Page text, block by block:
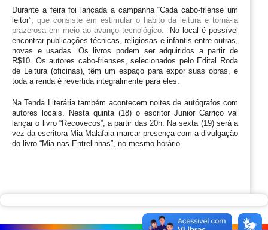
Durante a feira foi lançada a campanha “Cada cabo-friense um
leitor”, que consiste em estimular o hábito da leitura e torná-la
prazerosa em meio ao avanço tecnológico.
No local é possível
encontrar publicações técnicas, religiosas e infantis entre outras,
novas e usadas. Os livros podem ser adquiridos a partir de
R$10. Os autores cabo-frienses, selecionados pelo Edital Roda
de Leitura (oficinas), têm um espaço para expor suas obras, e
toda a renda é revertida integralmente para eles.
Na Tenda Literária também acontecem noites de autógrafos com
autores locais. Nesta quinta (18) o escritor Junior Carriço vai
lançar o livro “Recovecos”, a partir das 20h. Na sexta (19) será a
vez da escritora Mia Malafaia marcar presença com a divulgação
do livro “Mia nas Entrelinhas”, no mesmo horário.